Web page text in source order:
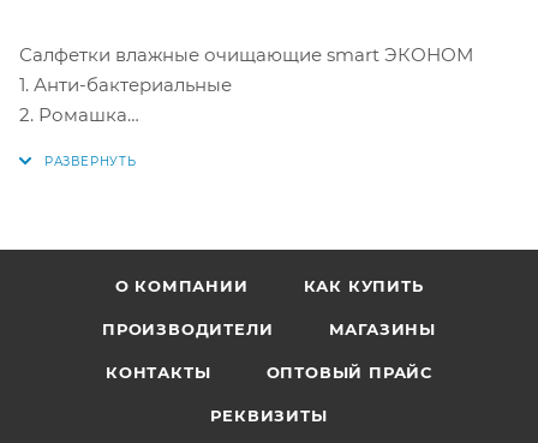
Салфетки влажные очищающие smart ЭКОНОМ
1. Анти-бактериальные
2. Ромашка
Салфеток в упаковке 15 шт. Возможна скидка при
Производитель "Авангара".
О КОМПАНИИ КАК КУПИТЬ
ПРОИЗВОДИТЕЛИ МАГАЗИНЫ
КОНТАКТЫ ОПТОВЫЙ ПРАЙС
РЕКВИЗИТЫ